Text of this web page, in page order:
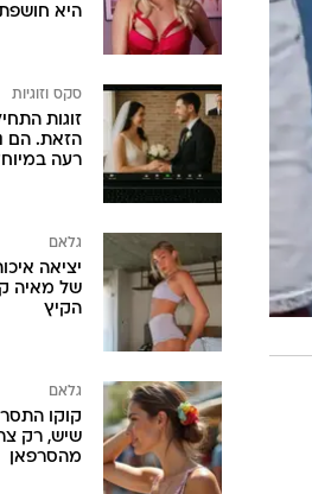
היא
סקס וזוגיות
זוגות
הזאת. הם
רעה
גלאם
יציאה
של מאיה
הקיץ
גלאם
קוקו
שיש, רק
מהסרפאן